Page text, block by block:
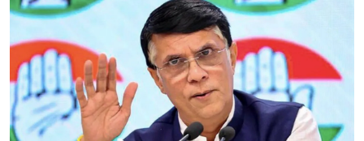
कराई गई एफआईआर से जुड़ा है, […]